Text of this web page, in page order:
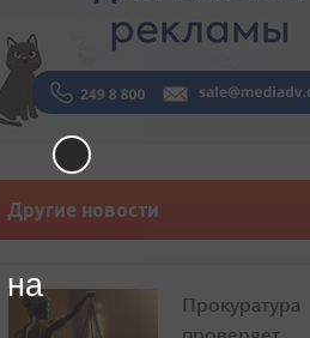
Другие новости
Прокуратура